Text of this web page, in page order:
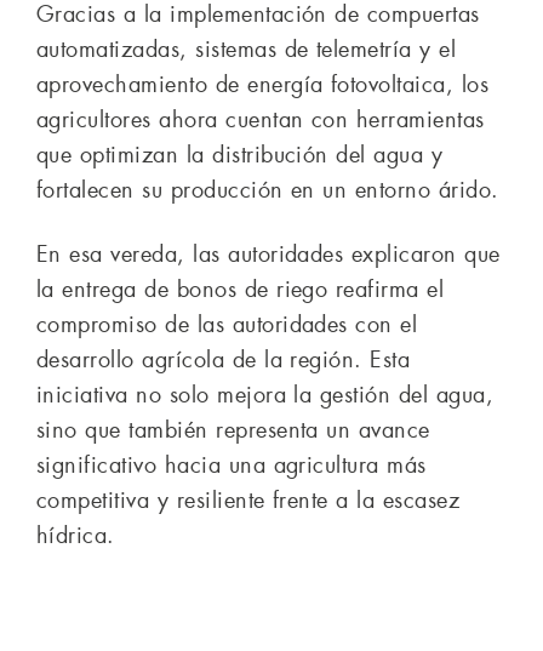
Gracias a la implementación de compuertas
automatizadas, sistemas de telemetría y el
aprovechamiento de energía fotovoltaica, los
agricultores ahora cuentan con herramientas
que optimizan la distribución del agua y
fortalecen su producción en un entorno árido.
En esa vereda, las autoridades explicaron que
la entrega de bonos de riego reafirma el
compromiso de las autoridades con el
desarrollo agrícola de la región. Esta
iniciativa no solo mejora la gestión del agua,
sino que también representa un avance
significativo hacia una agricultura más
competitiva y resiliente frente a la escasez
hídrica.